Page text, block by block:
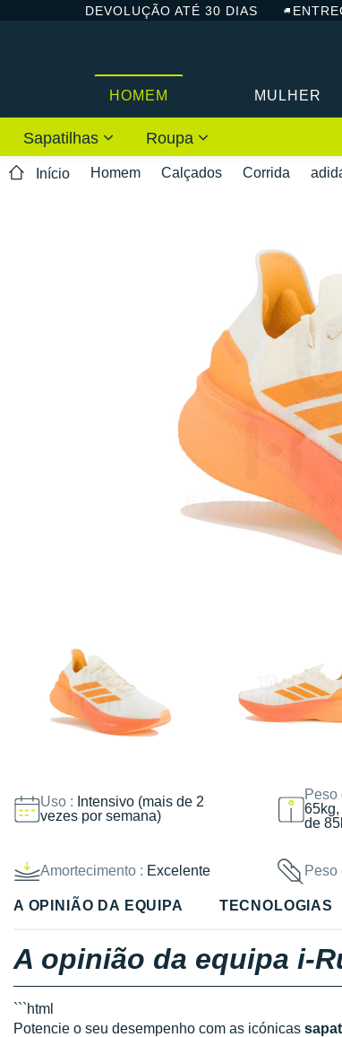
DEVOLUÇÃO ATÉ 30 DIAS
HOMEM MULHER
Sapatilhas Roupa
Início Homem Calçados Corrida
Uso : Intensivo (mais de 2
vezes por semana)
Peso
de
Amortecimento : Excelente Peso
A OPINIÃO DA EQUIPA TECNOLOGIAS
A opinião da equipa i-
```html
Potencie o seu desempenho com as icónicas